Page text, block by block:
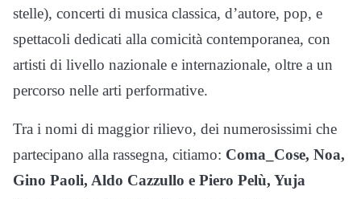
stelle), concerti di musica classica, d’autore, pop, e
spettacoli dedicati alla comicità contemporanea, con
artisti di livello nazionale e internazionale, oltre a un
percorso nelle arti performative.
Tra i nomi di maggior rilievo, dei numerosissimi che
partecipano alla rassegna, citiamo: Coma_Cose, Noa,
Gino Paoli, Aldo Cazzullo e Piero Pelù, Yuja